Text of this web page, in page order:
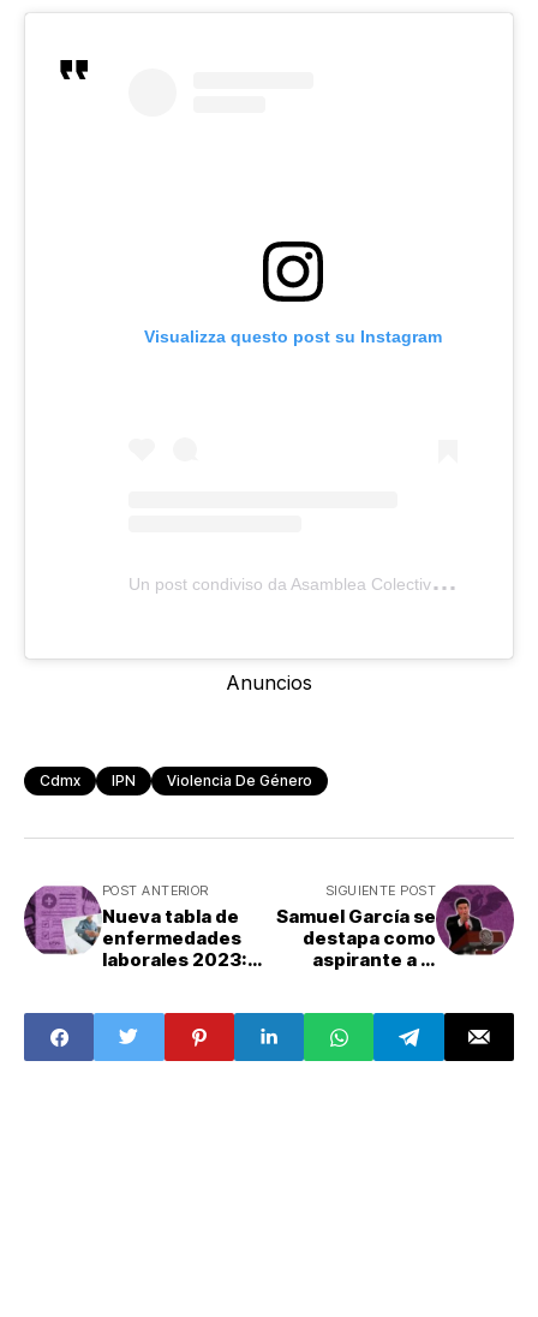
Visualizza questo post su Instagram
U
n post condiviso da Asamblea Colectiva Justicia Digital IPN (@asamblea_justicia_digital_ipn)
Anuncios
Cdmx IPN Violencia De Género
POST ANTERIOR
Nueva tabla de
enfermedades
laborales 2023:
SIGUIENTE POST
Samuel García se
destapa como
aspirante a la